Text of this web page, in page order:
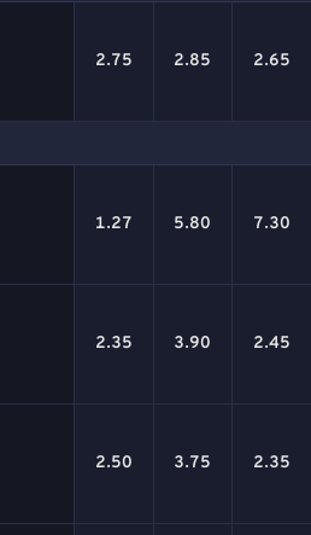
2.75 2.85 2.65
1.27 5.80 7.30
2.35 3.90 2.45
2.50 3.75 2.35